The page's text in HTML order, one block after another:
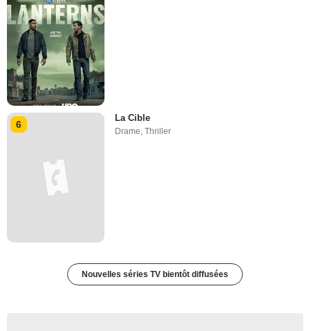
6
La Cible
Drame,Thriller
Nouvelles séries TV bientôt diffusées